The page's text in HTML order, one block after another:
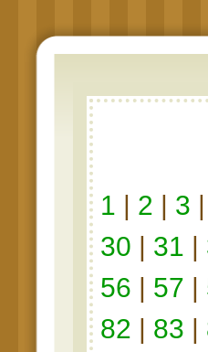
1 | 2 | 3 |
30 | 31 |
56 | 57 |
82 | 83 |